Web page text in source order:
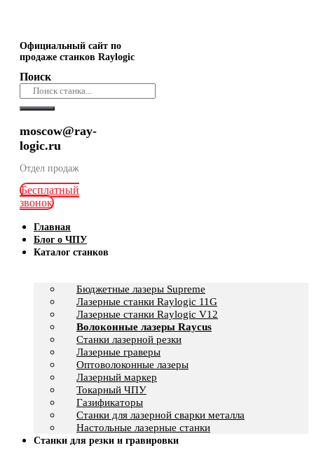
Официальный сайт по
продаже станков Raylogic
Поиск
moscow@ray-
logic.ru
Отдел продаж
Бесплатный
звонок
Главная
Блог о ЧПУ
Каталог станков
Бюджетные лазеры Supreme
Лазерные станки Raylogic 11G
Лазерные станки Raylogic V12
Волоконные лазеры Raycus
Станки лазерной резки
Лазерные граверы
Оптоволоконные лазеры
Лазерный маркер
Токарный ЧПУ
Газификаторы
Cтанки для лазерной сварки металла
Настольные лазерные станки
Станки для резки и гравировки